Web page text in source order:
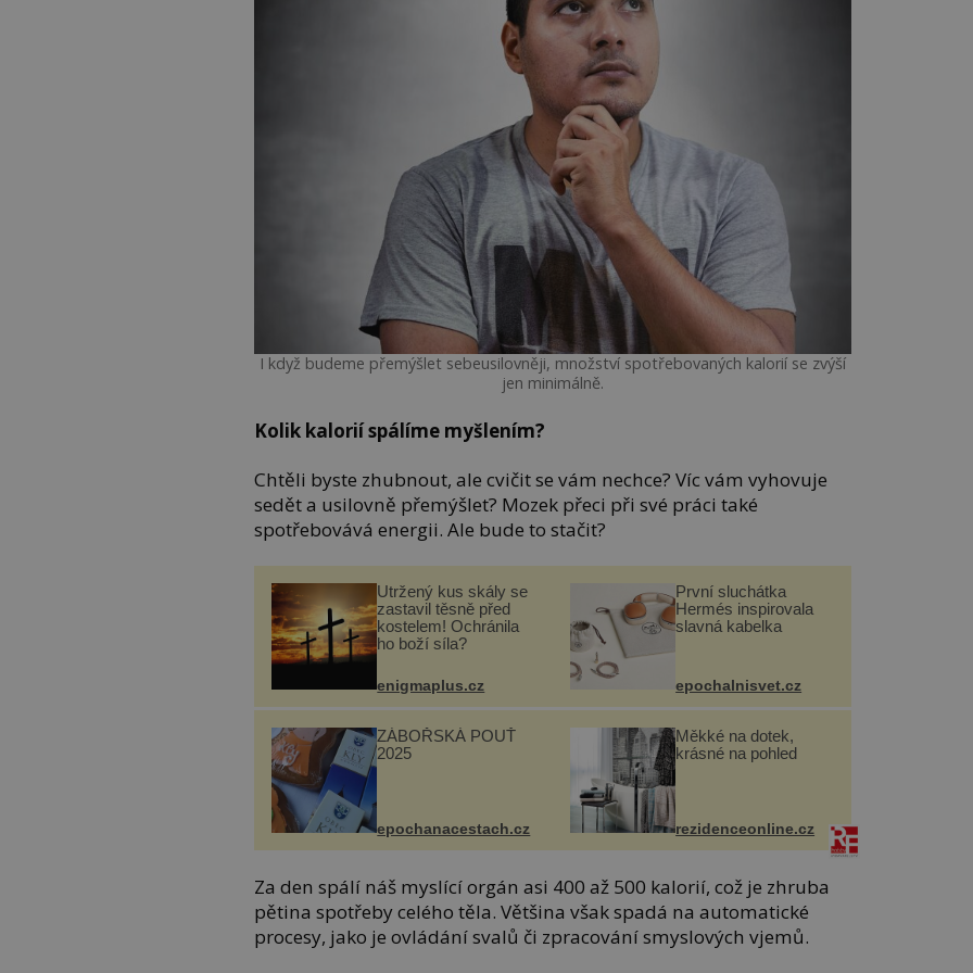
I když budeme přemýšlet sebeusilovněji, množství spotřebovaných kalorií se zvýší
jen minimálně.
Kolik kalorií spálíme myšlením?
Chtěli byste zhubnout, ale cvičit se vám nechce? Víc vám vyhovuje
sedět a usilovně přemýšlet? Mozek přeci při své práci také
spotřebovává energii. Ale bude to stačit?
Utržený kus skály se
zastavil těsně před
kostelem! Ochránila
ho boží síla?
enigmaplus.cz
První sluchátka
Hermés inspirovala
slavná kabelka
epochalnisvet.cz
ZÁBOŘSKÁ POUŤ
2025
epochanacestach.cz
Měkké na dotek,
krásné na pohled
rezidenceonline.cz
Za den spálí náš myslící orgán asi 400 až 500 kalorií, což je zhruba
pětina spotřeby celého těla. Většina však spadá na automatické
procesy, jako je ovládání svalů či zpracování smyslových vjemů.